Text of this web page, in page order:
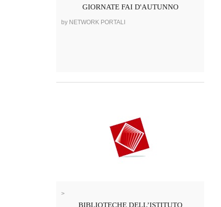
GIORNATE FAI D'AUTUNNO
by NETWORK PORTALI
>
BIBLIOTECHE DELL’ISTITUTO